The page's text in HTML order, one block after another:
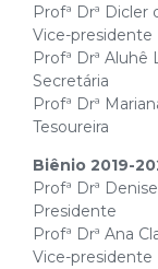
Profª Drª Dicler
Vice-presidente
Profª Drª Aluhê
Secretária
Profª Drª
Tesoureira
Biênio 2019-
Profª Drª
Presidente
Profª Drª Ana
Vice-presidente